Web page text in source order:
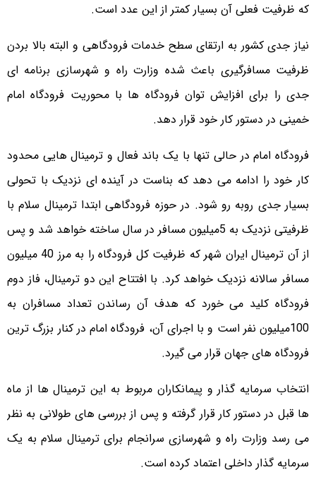
که ظرفیت فعلی آن بسیار کمتر از این عدد است.
نیاز جدی کشور به ارتقای سطح خدمات فرودگاهی و البته بالا بردن
ظرفیت مسافرگیری باعث شده وزارت راه و شهرسازی برنامه ای
جدی را برای افزایش توان فرودگاه ها با محوریت فرودگاه امام
خمینی در دستور کار خود قرار دهد.
فرودگاه امام در حالی تنها با یک باند فعال و ترمینال هایی محدود
کار خود را ادامه می دهد که بناست در آینده ای نزدیک با تحولی
بسیار جدی روبه رو شود. در حوزه فرودگاهی ابتدا ترمینال سلام با
ظرفیتی نزدیک به 5میلیون مسافر در سال ساخته خواهد شد و پس
از آن ترمینال ایران شهر که ظرفیت کل فرودگاه را به مرز 40 میلیون
مسافر سالانه نزدیک خواهد کرد. با افتتاح این دو ترمینال، فاز دوم
فرودگاه کلید می خورد که هدف آن رساندن تعداد مسافران به
100میلیون نفر است و با اجرای آن، فرودگاه امام در کنار بزرگ ترین
فرودگاه های جهان قرار می گیرد.
انتخاب سرمایه گذار و پیمانکاران مربوط به این ترمینال ها از ماه
ها قبل در دستور کار قرار گرفته و پس از بررسی های طولانی به نظر
می رسد وزارت راه و شهرسازی سرانجام برای ترمینال سلام به یک
سرمایه گذار داخلی اعتماد کرده است.